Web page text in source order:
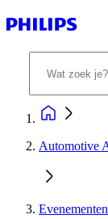
Automotive
Evenementen